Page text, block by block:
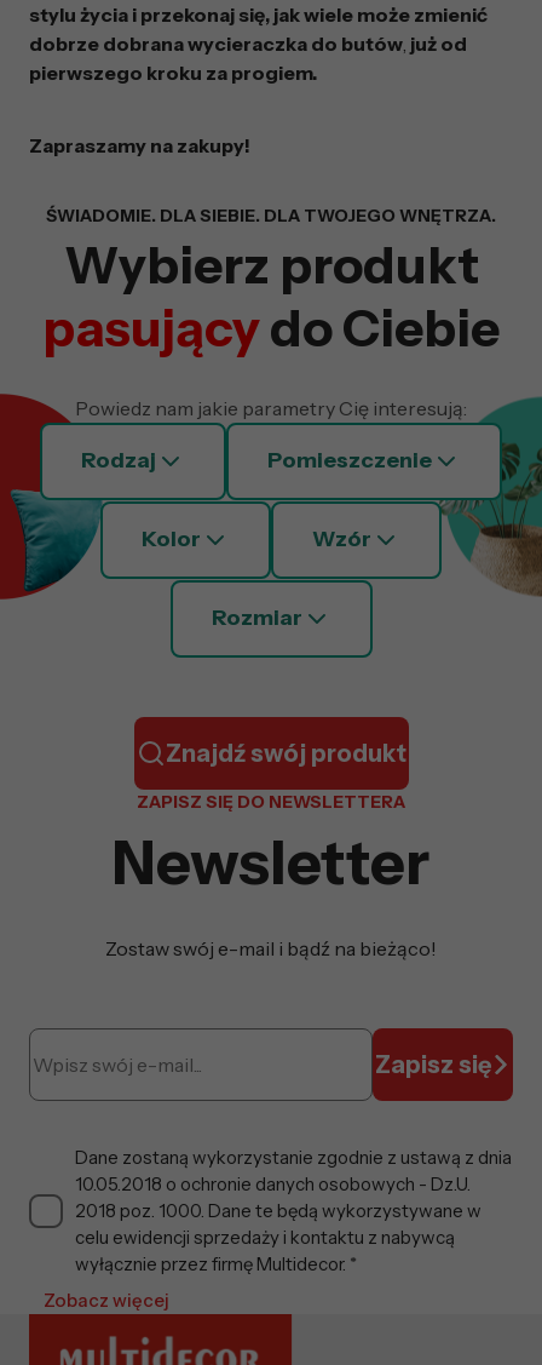
stylu życia i przekonaj się, jak wiele może zmienić
dobrze dobranawycieraczka do butów już od
pierwszego kroku za progiem.
Zapraszamy na zakupy!
Wyszukiwarka z
ŚWIADOMIE. DLA SIEBIE. DLA TWOJEGO WNĘTRZA.
Wybierz produkt
pasującydo Ciebie
Powiedz nam jakie parametry Cię interesują:
Rodzaj Pomieszczenie
Kolor Wzór
Rozmiar
Znajdź swój produkt
ZAPISZ SIĘ DO NEWSLETTERA
Newsletter
Zostaw swój e-mail i bądź na bieżąco!
Zapisz się
Dane zostaną wykorzystanie zgodnie z ustawą z dnia
10.05.2018 o ochronie danych osobowych - Dz.U.
2018 poz. 1000. Dane te będą wykorzystywane w
celu ewidencji sprzedaży i kontaktu z nabywcą
wyłącznie przez firmę Multidecor. *
Zobacz więcej